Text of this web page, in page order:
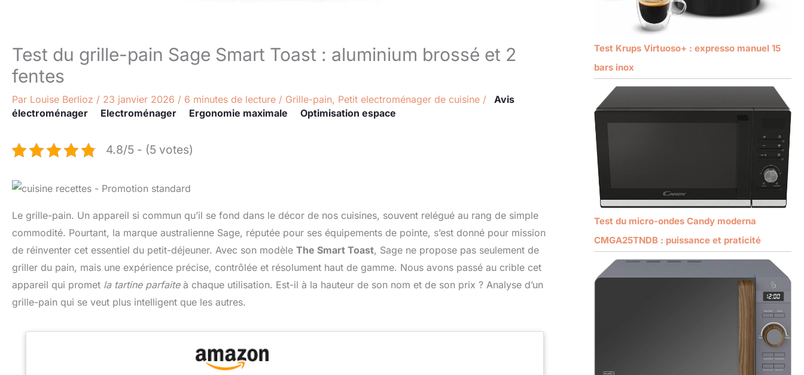
Test du grille-pain Sage Smart Toast : aluminium brossé et 2
fentes
Par Louise Berlioz / 23 janvier 2026 / 6 minutes de lecture / Grille-pain, Petit electroménager de cuisine /
Avis
électroménager
Electroménager Ergonomie maximale Optimisation espace
4.8/5 - (5 votes)
Le grille-pain. Un appareil si commun qu’il se fond dans le décor de nos cuisines, souvent relégué au rang de simple
commodité. Pourtant, la marque australienne Sage, réputée pour ses équipements de pointe, s’est donné pour mission
de réinventer cet essentiel du petit-déjeuner. Avec son modèle The Smart Toast, Sage ne propose pas seulement de
griller du pain, mais une expérience précise, contrôlée et résolument haut de gamme. Nous avons passé au crible cet
appareil qui promet la tartine parfaiteà chaque utilisation. Est-il à la hauteur de son nom et de son prix ? Analyse d’un
grille-pain qui se veut plus intelligent que les autres.
Test Krups Virtuoso+ : expresso manuel 15
bars inox
Test du micro-ondes Candy moderna
CMGA25TNDB : puissance et praticité